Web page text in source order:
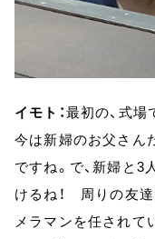
イモト：最初の、式場
今は新婦のお父さん
ですね。で、新婦と
けるね！ 周りの友
メラマンを任されて